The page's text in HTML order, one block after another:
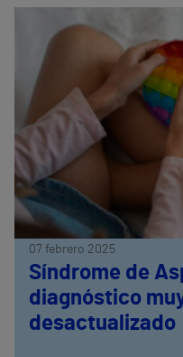
07 febrero 2025
Síndrome de
diagnóstico
desactualizado